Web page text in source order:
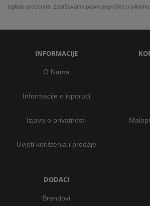
izgledu proizvoda. Zadržavamo pravo pogreške u slikama
INFORMACIJE
O Nama
Informacije o isporuci
Izjava o privatnosti
Uvjeti korištenja i prodaje
DODACI
Brendovi